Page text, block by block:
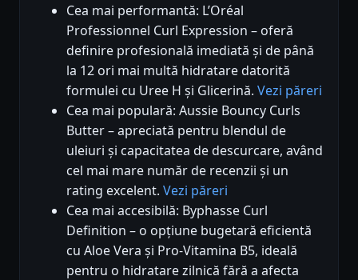
Cea mai performantă: L’Oréal
Professionnel Curl Expression – oferă
definire profesională imediată și de până
la 12 ori mai multă hidratare datorită
formulei cu Uree H și Glicerină. Vezi păreri
Cea mai populară: Aussie Bouncy Curls
Butter – apreciată pentru blendul de
uleiuri și capacitatea de descurcare, având
cel mai mare număr de recenzii și un
rating excelent. Vezi păreri
Cea mai accesibilă: Byphasse Curl
Definition – o opțiune bugetară eficientă
cu Aloe Vera și Pro-Vitamina B5, ideală
pentru o hidratare zilnică fără a afecta